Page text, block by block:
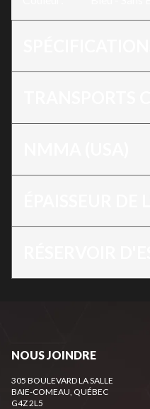
NOUS JOINDRE
305 BOULEVARD LA SALLE
BAIE-COMEAU, QUÉBEC
G4Z 2L5